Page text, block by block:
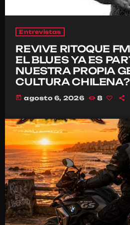
Entrevistas
REVIVE RITOQUE
EL BLUES YA ES
NUESTRA PROPIA
CULTURA CHILENA?
today agosto 6, 2026 8